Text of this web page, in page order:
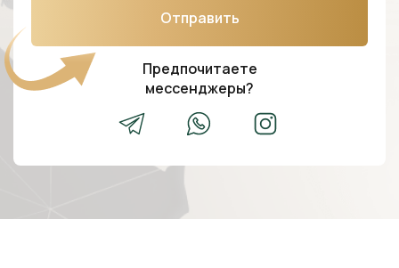
Отправить
Предпочитаете
мессенджеры?